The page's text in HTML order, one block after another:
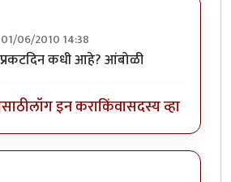
06/2010 14:38
-- इbyइंटरनेटस्नेही
प्रकटदिन कधी आहे? आंबोळी
लॉग इन कराकिंवासदस्य व्हा